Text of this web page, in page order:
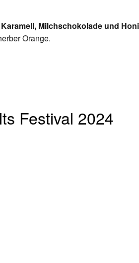
Milchschokolade und
Orange.
Festival 2024